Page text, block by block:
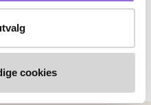
cookies